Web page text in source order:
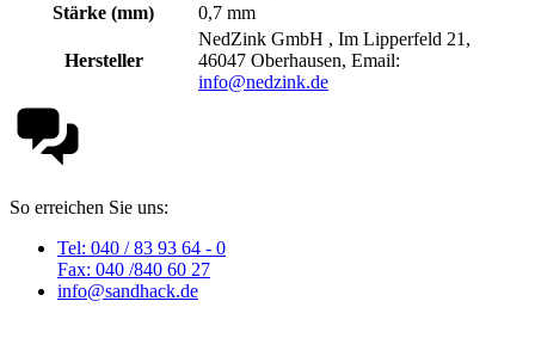
Stärke (mm)
0,7 mm
Hersteller
NedZink GmbH , Im Lipperfeld 21,
46047 Oberhausen, Email:
info@nedzink.de
So erreichen Sie uns:
Tel: 040 / 83 93 64 - 0
Fax: 040 /840 60 27
info@sandhack.de